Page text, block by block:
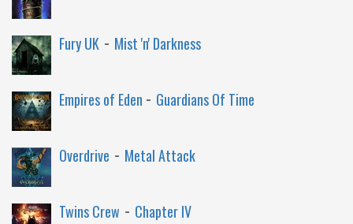
Fury UK - Mist 'n' Darkness
Empires of Eden - Guardians Of Time
Overdrive - Metal Attack
Twins Crew - Chapter IV